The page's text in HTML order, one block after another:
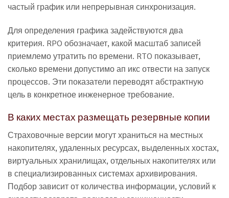
частый график или непрерывная синхронизация.
Для определения графика задействуются два
критерия. RPO обозначает, какой масштаб записей
приемлемо утратить по времени. RTO показывает,
сколько времени допустимо ап икс отвести на запуск
процессов. Эти показатели переводят абстрактную
цель в конкретное инженерное требование.
В каких местах размещать резервные копии
Страховочные версии могут храниться на местных
накопителях, удаленных ресурсах, выделенных хостах,
виртуальных хранилищах, отдельных накопителях или
в специализированных системах архивирования.
Подбор зависит от количества информации, условий к